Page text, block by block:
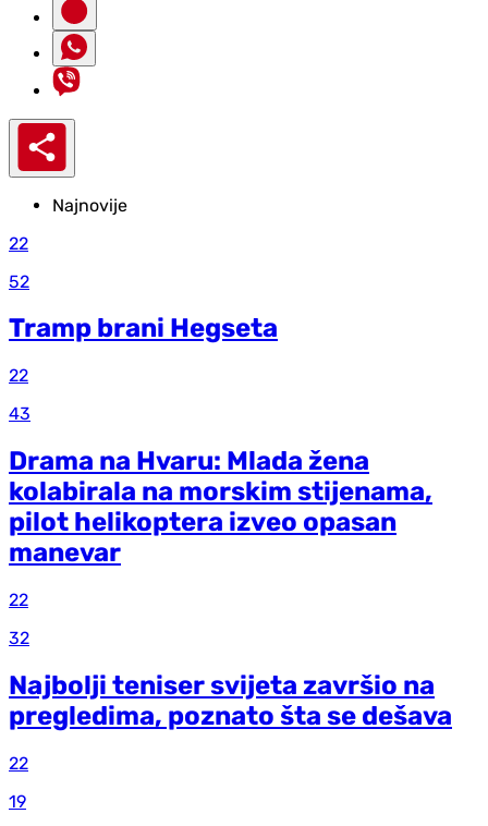
Najnovije
22
52
Tramp brani Hegseta
22
43
Drama na Hvaru: Mlada žena
kolabirala na morskim stijenama,
pilot helikoptera izveo opasan
manevar
22
32
Najbolji teniser svijeta završio na
pregledima, poznato šta se dešava
22
19